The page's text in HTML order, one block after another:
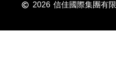
2026 信佳國際集團有